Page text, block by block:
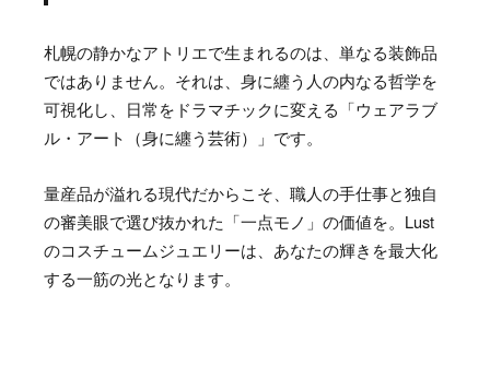
札幌の静かなアトリエで生まれるのは、単なる装飾品
ではありません。それは、身に纏う人の内なる哲学を
可視化し、日常をドラマチックに変える「ウェアラブ
ル・アート（身に纏う芸術）」です。
量産品が溢れる現代だからこそ、職人の手仕事と独自
の審美眼で選び抜かれた「一点モノ」の価値を。Lust
のコスチュームジュエリーは、あなたの輝きを最大化
する一筋の光となります。